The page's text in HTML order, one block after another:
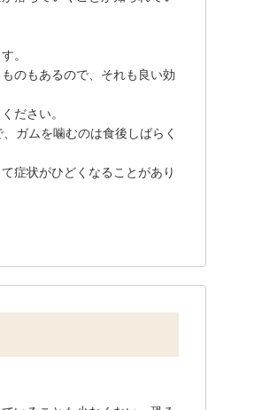
。
のもあるので、それも良い効
ださい。
ガムを噛むのは食後しばらく
症状がひどくなることがあり